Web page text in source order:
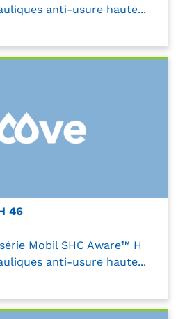
anti-usure haute...
46
Mobil SHC Aware™ H
anti-usure haute...